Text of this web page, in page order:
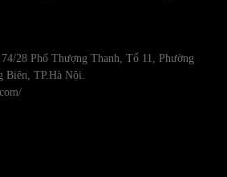
28 Phố Thượng Thanh, Tổ 11, Phường
Biên, TP.Hà Nội.